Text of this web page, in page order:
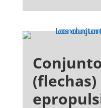
(flechas)